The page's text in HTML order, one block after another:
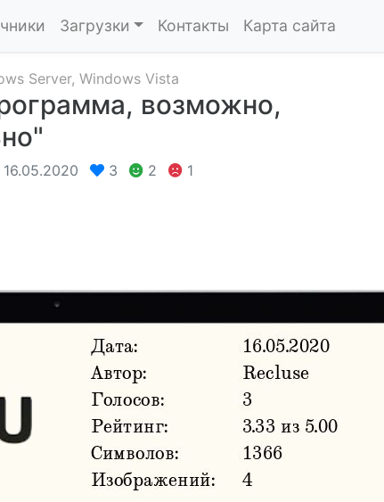
Загрузки Контакты Карта сайта
Server, Windows Vista
возможно,
16.05.2020 3 2 1